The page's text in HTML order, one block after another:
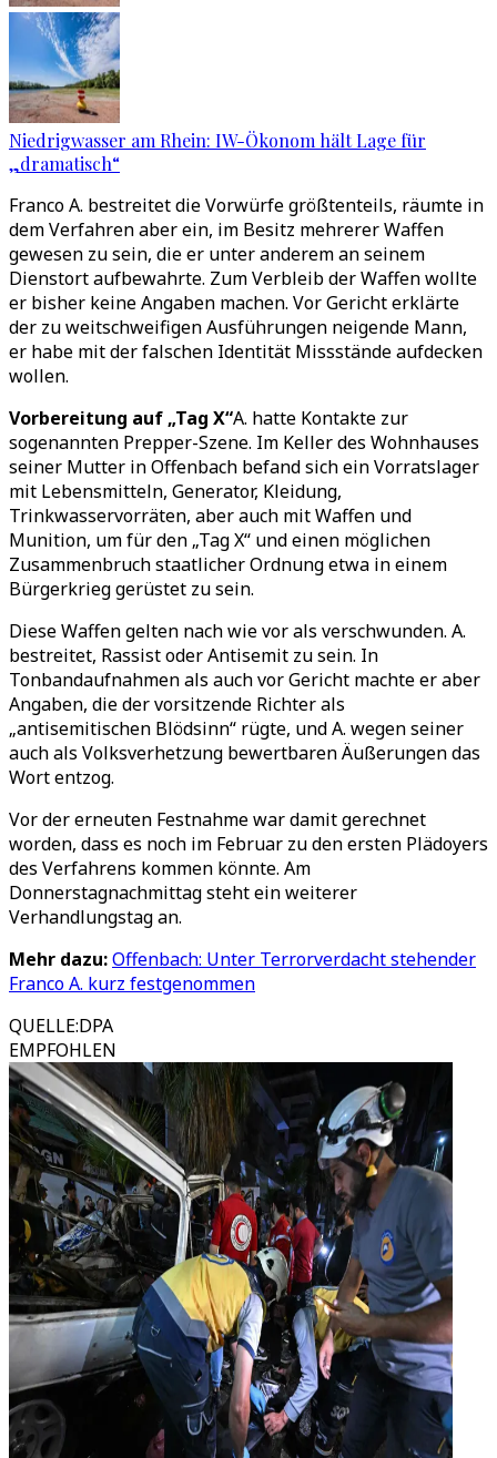
Niedrigwasser am Rhein: IW-Ökonom hält Lage für
„dramatisch“
Franco A. bestreitet die Vorwürfe größtenteils, räumte in
dem Verfahren aber ein, im Besitz mehrerer Waffen
gewesen zu sein, die er unter anderem an seinem
Dienstort aufbewahrte. Zum Verbleib der Waffen wollte
er bisher keine Angaben machen. Vor Gericht erklärte
der zu weitschweifigen Ausführungen neigende Mann,
er habe mit der falschen Identität Missstände aufdecken
wollen.
Vorbereitung auf „Tag X“A. hatte Kontakte zur
sogenannten Prepper-Szene. Im Keller des Wohnhauses
seiner Mutter in Offenbach befand sich ein Vorratslager
mit Lebensmitteln, Generator, Kleidung,
Trinkwasservorräten, aber auch mit Waffen und
Munition, um für den „Tag X“ und einen möglichen
Zusammenbruch staatlicher Ordnung etwa in einem
Bürgerkrieg gerüstet zu sein.
Diese Waffen gelten nach wie vor als verschwunden. A.
bestreitet, Rassist oder Antisemit zu sein. In
Tonbandaufnahmen als auch vor Gericht machte er aber
Angaben, die der vorsitzende Richter als
„antisemitischen Blödsinn“ rügte, und A. wegen seiner
auch als Volksverhetzung bewertbaren Äußerungen das
Wort entzog.
Vor der erneuten Festnahme war damit gerechnet
worden, dass es noch im Februar zu den ersten Plädoyers
des Verfahrens kommen könnte. Am
Donnerstagnachmittag steht ein weiterer
Verhandlungstag an.
Mehr dazu:Offenbach: Unter Terrorverdacht stehender
Franco A. kurz festgenommen
QUELLE:DPA
EMPFOHLEN